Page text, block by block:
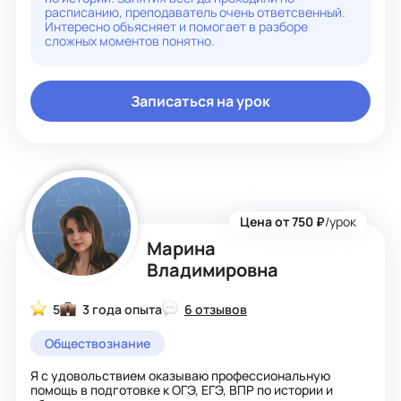
расписанию, преподаватель очень ответсвенный.
Интересно объясняет и помогает в разборе
сложных моментов понятно.
Записаться на урок
Марина
Владимировна
Цена от 750 ₽/урок
5 3 года опыта
6 отзывов
Обществознание
Я с удовольствием оказываю профессиональную
помощь в подготовке к ОГЭ, ЕГЭ, ВПР по истории и